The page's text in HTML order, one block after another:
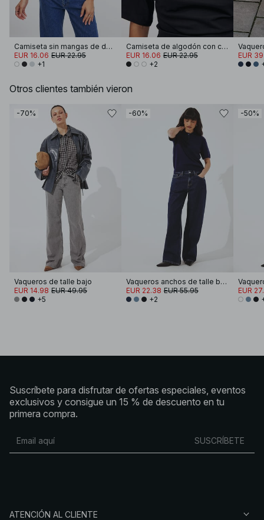
Camiseta sin mangas de doble pliegue
EUR 16.06 EUR 22.95
+1
Camiseta de algodón con cuello de embudo
EUR 16.06 EUR 22.95
+2
EUR
Otros clientes también vieron
-70%
Vaqueros de talle bajo
EUR 14.98 EUR 49.95
+5
-60%
Vaqueros anchos de talle bajo de Studio
EUR 22.38 EUR 55.95
+2
-50%
EUR
Suscríbete para disfrutar de ofertas especiales, eventos
exclusivos y consigue un 15 % de descuento en tu
primera compra.
SUSCRÍBETE
ATENCIÓN AL CLIENTE